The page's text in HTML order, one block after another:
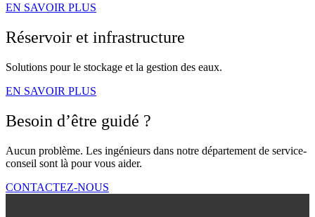
EN SAVOIR PLUS
Réservoir et infrastructure
Solutions pour le stockage et la gestion des eaux.
EN SAVOIR PLUS
Besoin d’être guidé ?
Aucun problème. Les ingénieurs dans notre département de service-
conseil sont là pour vous aider.
CONTACTEZ-NOUS